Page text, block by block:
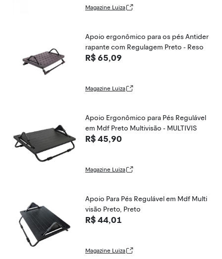
Magazine Luiza
Apoio ergonômico para os pés Antider
rapante com Regulagem Preto - Reso
R$ 65,09
Magazine Luiza
Apoio Ergonômico para Pés Regulável
em Mdf Preto Multivisão - MULTIVIS
R$ 45,90
Magazine Luiza
Apoio Para Pés Regulável em Mdf Multi
visão Preto, Preto
R$ 44,01
Magazine Luiza